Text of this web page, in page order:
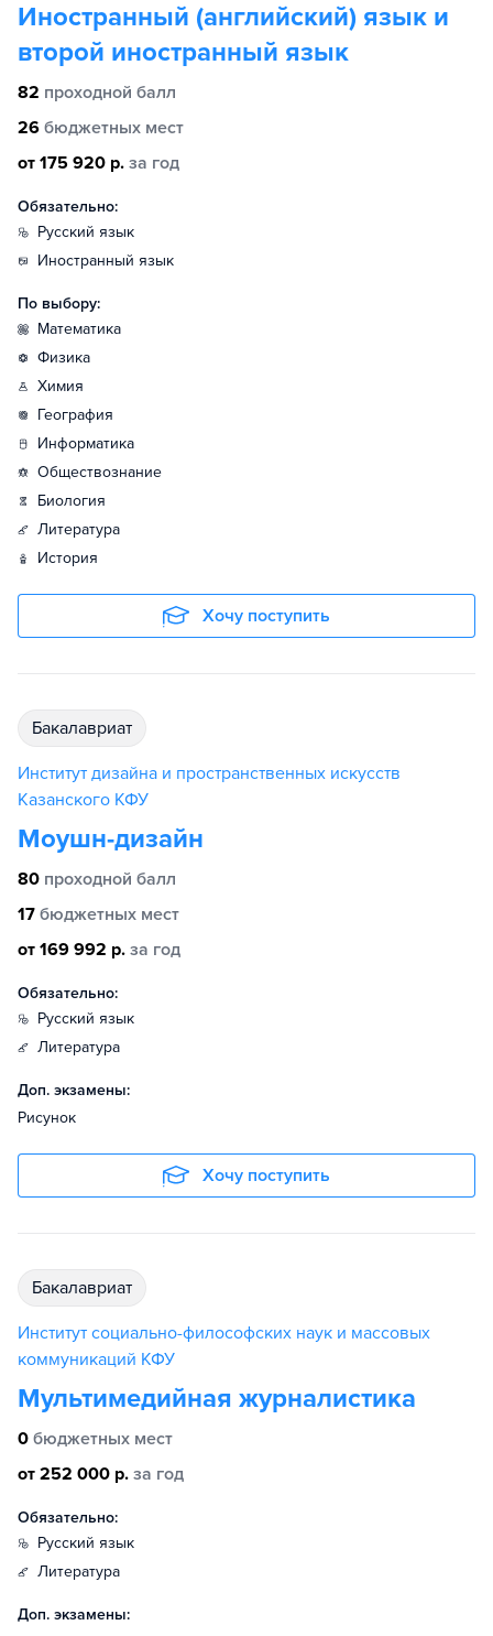
Иностранный (английский) язык и
второй иностранный язык
82 проходной балл
26 бюджетных мест
от 175 920 р. за год
Обязательно:
русский язык
иностранный язык
По выбору:
математика
физика
химия
география
информатика
обществознание
биология
литература
история
Хочу поступить
бакалавриат
Институт дизайна и пространственных искусств
Казанского КФУ
Моушн-дизайн
80 проходной балл
17 бюджетных мест
от 169 992 р. за год
Обязательно:
русский язык
литература
Доп. экзамены:
Рисунок
Хочу поступить
бакалавриат
Институт социально-философских наук и массовых
коммуникаций КФУ
Мультимедийная журналистика
0 бюджетных мест
от 252 000 р. за год
Обязательно:
русский язык
литература
Доп. экзамены: